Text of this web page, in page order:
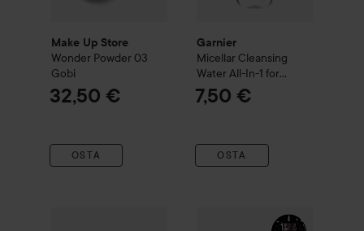
Make Up Store
Wonder Powder 03
Gobi
32,50 €
OSTA
Garnier
Micellar Cleansing
Water All-In-1 for
Normal & Sensitive Skin
400 ml
7,50 €
OSTA
Fix + Original Setting
Maybelline New York